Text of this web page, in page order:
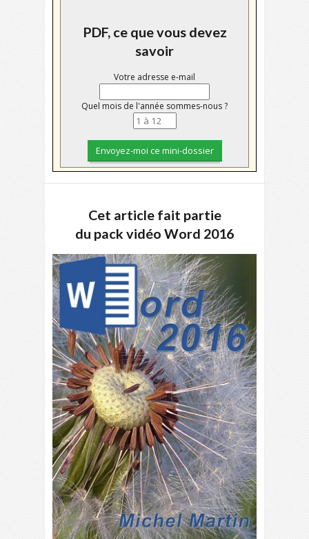
PDF, ce que vous devez
savoir
Votre adresse e-mail
Quel mois de l'année sommes-nous ?
Cet article fait partie
du pack vidéo Word 2016